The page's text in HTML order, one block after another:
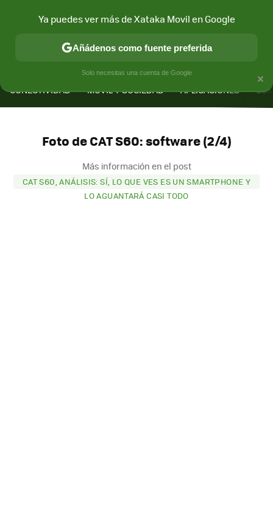
CONECTIVIDAD MÓVIL Y SOCIEDAD APLICACIONES
Foto de CAT S60: software (2/4)
Más información en el post
CAT S60, ANÁLISIS: SÍ, LO QUE VES ES UN SMARTPHONE Y
LO AGUANTARÁ CASI TODO
×
Ya puedes ver más de Xataka Movil en Google
Añádenos como fuente preferida
Solo necesitas una cuenta de Google